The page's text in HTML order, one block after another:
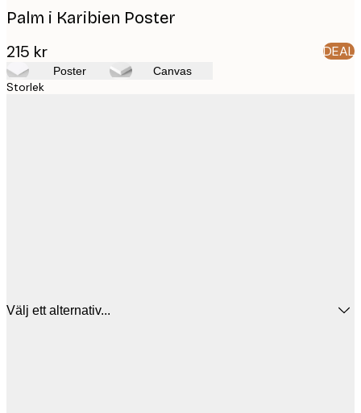
Palm i Karibien Poster
215 kr DEAL
Poster Canvas
Storlek
Välj ett alternativ...